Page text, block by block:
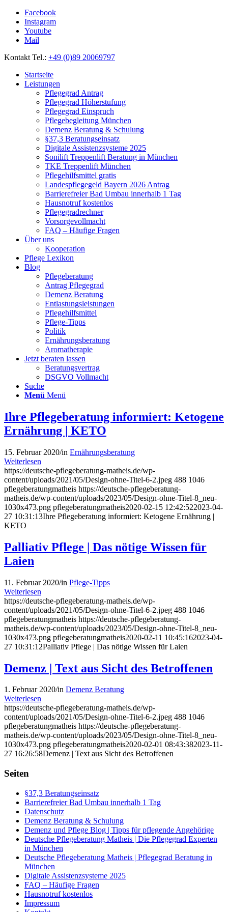
Facebook
Instagram
Youtube
Mail
Kontakt Tel.: +49 (0)89 20069797
Startseite
Leistungen
Pflegegrad Antrag
Pflegegrad Höherstufung
Pflegegrad Einspruch
Pflegebegleitung München
Demenz Beratung & Schulung
§37,3 Beratungseinsatz
Digitale Assistenzsysteme 2025
Sonilift Treppenlift Beratung in München
TKE Treppenlift München
Pflegehilfsmittel gratis
Landespflegegeld Bayern 2026 Antrag
Barrierefreier Bad Umbau innerhalb 1 Tag
Hausnotruf kostenlos
Pflegegradrechner
Vorsorgevollmacht
FAQ – Häufige Fragen
Über uns
Kooperation
Pflege Lexikon
Blog
Pflegeberatung
Antrag Pflegegrad
Demenz Beratung
Entlastungsleistungen
Pflegehilfsmittel
Pflege-Tipps
Politik
Ernährungsberatung
Aromatherapie
Jetzt beraten lassen
Beratungsvertrag
DSGVO Vollmacht
Suche
Menü Menü
Ihre Pflegeberatung informiert: Ketogene
Ernährung | KETO
15. Februar 2020/in Ernährungsberatung
Weiterlesen
https://deutsche-pflegeberatung-matheis.de/wp-
content/uploads/2021/05/Design-ohne-Titel-6-2.jpeg 488 1046
pflegeberatungmatheis https://deutsche-pflegeberatung-
matheis.de/wp-content/uploads/2023/05/Design-ohne-Titel-8_neu-
1030x473.png pflegeberatungmatheis2020-02-15 12:42:522023-04-
27 10:31:13Ihre Pflegeberatung informiert: Ketogene Ernährung |
KETO
Palliativ Pflege | Das nötige Wissen für
Laien
11. Februar 2020/in Pflege-Tipps
Weiterlesen
https://deutsche-pflegeberatung-matheis.de/wp-
content/uploads/2021/05/Design-ohne-Titel-6-2.jpeg 488 1046
pflegeberatungmatheis https://deutsche-pflegeberatung-
matheis.de/wp-content/uploads/2023/05/Design-ohne-Titel-8_neu-
1030x473.png pflegeberatungmatheis2020-02-11 10:45:162023-04-
27 10:31:12Palliativ Pflege | Das nötige Wissen für Laien
Demenz | Text aus Sicht des Betroffenen
1. Februar 2020/in Demenz Beratung
Weiterlesen
https://deutsche-pflegeberatung-matheis.de/wp-
content/uploads/2021/05/Design-ohne-Titel-6-2.jpeg 488 1046
pflegeberatungmatheis https://deutsche-pflegeberatung-
matheis.de/wp-content/uploads/2023/05/Design-ohne-Titel-8_neu-
1030x473.png pflegeberatungmatheis2020-02-01 08:43:382023-11-
27 16:26:58Demenz | Text aus Sicht des Betroffenen
Seiten
§37,3 Beratungseinsatz
Barrierefreier Bad Umbau innerhalb 1 Tag
Datenschutz
Demenz Beratung & Schulung
Demenz und Pflege Blog | Tipps für pflegende Angehörige
Deutsche Pflegeberatung Matheis | Die Pflegegrad Experten
in München
Deutsche Pflegeberatung Matheis | Pflegegrad Beratung in
München
Digitale Assistenzsysteme 2025
FAQ – Häufige Fragen
Hausnotruf kostenlos
Impressum